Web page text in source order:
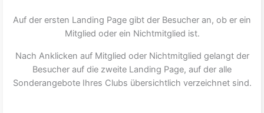
Auf der ersten Landing Page gibt der Besucher an, ob er ein
Mitglied oder ein Nichtmitglied ist.
Nach Anklicken auf Mitglied oder Nichtmitglied gelangt der
Besucher auf die zweite Landing Page, auf der alle
Sonderangebote Ihres Clubs übersichtlich verzeichnet sind.